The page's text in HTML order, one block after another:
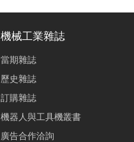
機械工業雜誌
當期雜誌
歷史雜誌
訂購雜誌
機器人與工具機叢書
廣告合作洽詢